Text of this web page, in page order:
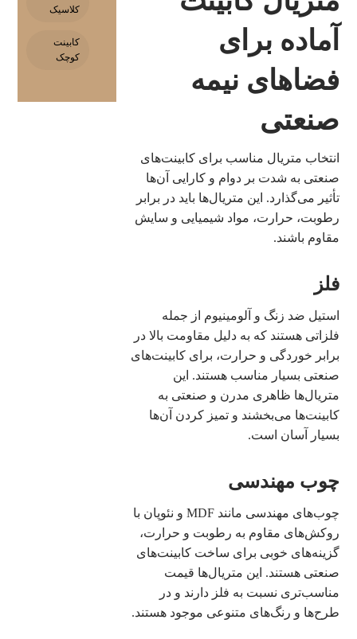
آماده برای
فضاهای نیمه
صنعتی
انتخاب متریال مناسب برای کابینت‌های
صنعتی به شدت بر دوام و کارایی آن‌ها
تأثیر می‌گذارد. این متریال‌ها باید در برابر
رطوبت، حرارت، مواد شیمیایی و سایش
مقاوم باشند.
فلز
استیل ضد زنگ و آلومینیوم از جمله
فلزاتی هستند که به دلیل مقاومت بالا در
برابر خوردگی و حرارت، برای کابینت‌های
صنعتی بسیار مناسب هستند. این
متریال‌ها ظاهری مدرن و صنعتی به
کابینت‌ها می‌بخشند و تمیز کردن آن‌ها
بسیار آسان است.
چوب مهندسی
چوب‌های مهندسی مانند MDF و نئوپان با
روکش‌های مقاوم به رطوبت و حرارت،
گزینه‌های خوبی برای ساخت کابینت‌های
صنعتی هستند. این متریال‌ها قیمت
مناسب‌تری نسبت به فلز دارند و در
طرح‌ها و رنگ‌های متنوعی موجود هستند.
کلاسیک
کابینت
کوچک